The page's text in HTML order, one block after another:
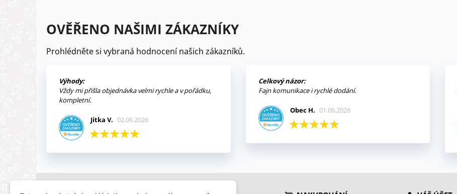
OVĚŘENO NAŠIMI ZÁKAZNÍKY
Prohlédněte si vybraná hodnocení našich zákazníků.
Výhody:
Vždy mi přišla objednávka velmi rychle a v pořádku,
kompletní.
Jitka V. 02.06.2026
Celkový názor:
Fajn komunikace i rychlé dodání.
Obec H. 01.06.2026